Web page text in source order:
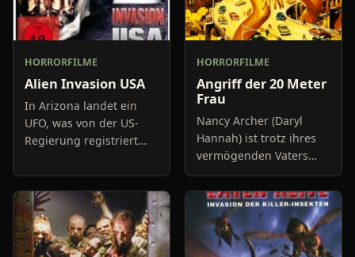
HORRORFILME
Alien Invasion USA
In Arizona landet ein
UFO, was von der US-
Regierung registriert
daraufhin ein Trupp auf,
um den Absturzort um
das Geschehen zu
untersuchen.
HORRORFILME
Angriff der 20 Meter
Frau
Nancy Archer (Daryl
Hannah) ist trotz ihres
vermögenden Vaters
nicht gerade zu
beneiden. Nicht nur,
dass die leichtgläubige
und viel zu gutmütige
Frau ihrem